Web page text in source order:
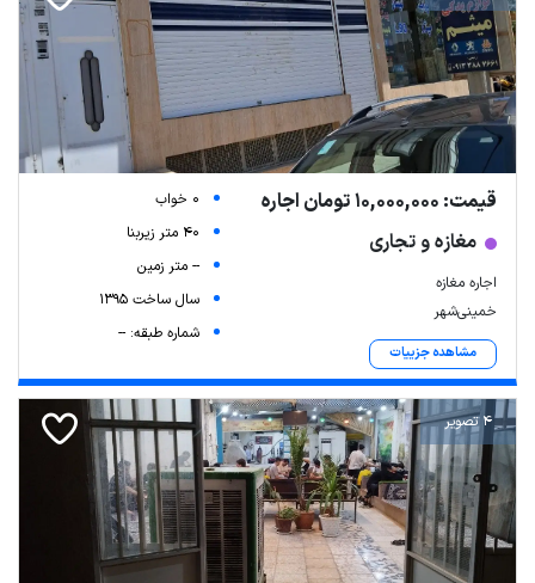
قیمت: 10,000,000 تومان اجاره
مغازه و تجاری
اجاره مغازه
خمینی‌شهر
مشاهده جزییات
0 خواب
40 متر زیربنا
-- متر زمین
سال ساخت 1395
شماره طبقه: --
4 تصویر